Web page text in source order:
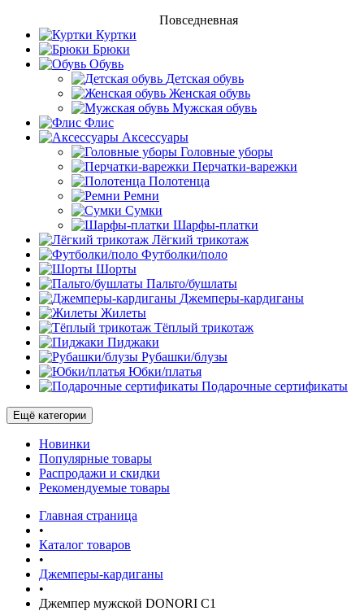
Повседневная
Куртки
Брюки
Обувь
Детская обувь
Женская обувь
Мужская обувь
Флис
Аксессуары
Головные уборы
Перчатки-варежки
Полотенца
Ремни
Сумки
Шарфы-платки
Лёгкий трикотаж
Футболки/поло
Шорты
Пальто/бушлаты
Джемперы-кардиганы
Жилеты
Тёплый трикотаж
Пиджаки
Рубашки/блузы
Юбки/платья
Подарочные сертификаты
Ещё категории
Новинки
Популярные товары
Распродажи и скидки
Рекомендуемые товары
Главная страница
•
Каталог товаров
•
Джемперы-кардиганы
•
Джемпер мужской DONORI C1